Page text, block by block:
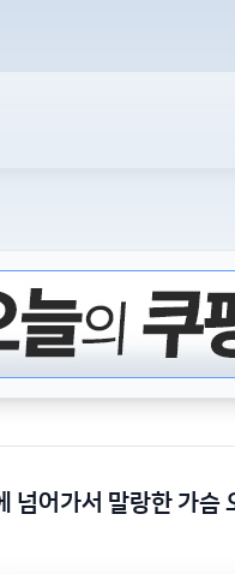
넘어가서 말랑한 가슴